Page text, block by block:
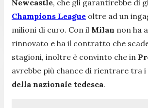
Newcastle, che gli garantirebbe di
Champions League oltre ad un
milioni di euro. Con il Milan non ha
rinnovato e ha il contratto che
stagioni, inoltre è convinto che in
avrebbe più chance di rientrare tra i
della nazionale tedesca.